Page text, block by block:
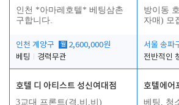
인천 *아마레호텔* 베팅삼촌
구합니다.
인천 계양구 월 2,600,000원
베팅
경력무관
방이동
자매) 모
서울 송파
호텔 디 아티스트 성신여대점
3교대 프론트(격,비,비)
호텔에어
베팅, 청